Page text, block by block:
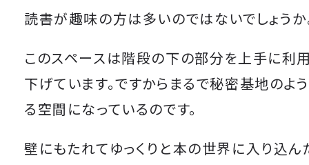
読書が趣味の方は多いのではないでしょうか
このスペースは階段の下の部分を上手に利
下げています。ですからまるで秘密基地のよ
る空間になっているのです。
壁にもたれてゆっくりと本の世界に入り込ん